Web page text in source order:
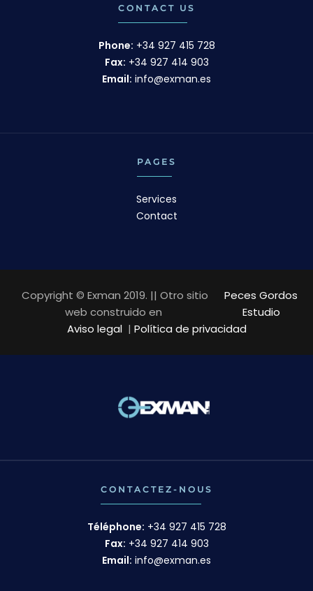
CONTACT US
Phone: +34 927 415 728
Fax: +34 927 414 903
Email: info@exman.es
PAGES
Services
Contact
Copyright © Exman 2019. || Otro sitio
web construido en
Peces Gordos
Estudio
Aviso legal| Política de privacidad
CONTACTEZ-NOUS
Téléphone: +34 927 415 728
Fax: +34 927 414 903
Email: info@exman.es